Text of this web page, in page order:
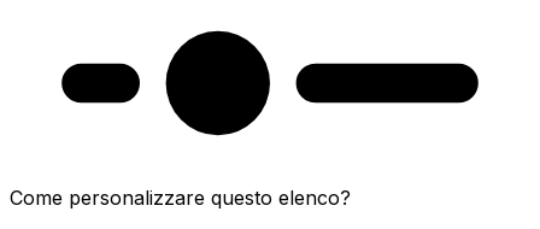
Come personalizzare questo elenco?